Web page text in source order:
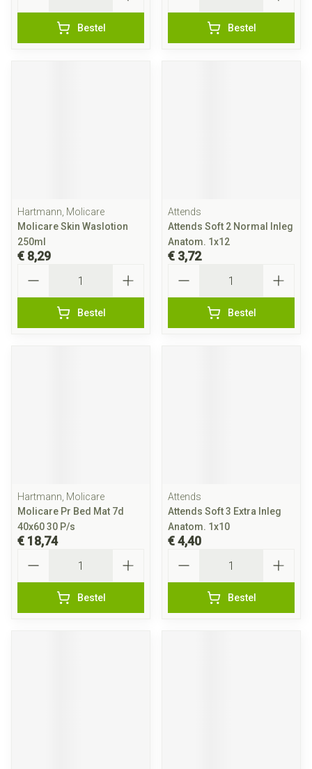
Bestel Bestel
Hartmann, Molicare
Molicare Skin Waslotion
250ml
€ 8,29
Bestel
Attends
Attends Soft 2 Normal Inleg
Anatom. 1x12
€ 3,72
Bestel
Hartmann, Molicare
Molicare Pr Bed Mat 7d
40x60 30 P/s
€ 18,74
Bestel
Attends
Attends Soft 3 Extra Inleg
Anatom. 1x10
€ 4,40
Bestel